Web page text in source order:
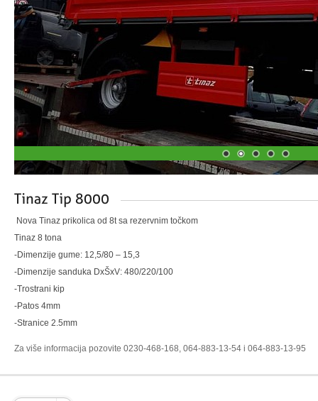
Nova Tinaz prikolica od 8t sa rezervnim točkom
Tinaz 8 tona
-Dimenzije gume: 12,5/80 – 15,3
-Dimenzije sanduka DxŠxV: 480/220/100
-Trostrani kip
-Patos 4mm
-Stranice 2.5mm
Za više informacija pozovite 0230-468-168, 064-883-13-54 i 064-883-13-95